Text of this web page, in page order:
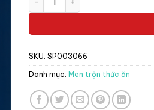
SKU: SP003066
Danh mục: Men trộn thức ăn